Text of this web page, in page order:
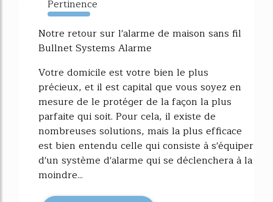
Pertinence
5957%
Notre retour sur l'alarme de maison sans fil
Bullnet Systems Alarme
Votre domicile est votre bien le plus
précieux, et il est capital que vous soyez en
mesure de le protéger de la façon la plus
parfaite qui soit. Pour cela, il existe de
nombreuses solutions, mais la plus efficace
est bien entendu celle qui consiste à s'équiper
d'un système d'alarme qui se déclenchera à la
moindre...